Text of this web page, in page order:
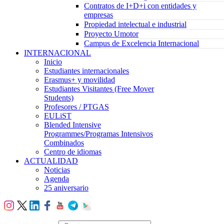
Contratos de I+D+i con entidades y
empresas
Propiedad intelectual e industrial
Proyecto Umotor
Campus de Excelencia Internacional
INTERNACIONAL
Inicio
Estudiantes internacionales
Erasmus+ y movilidad
Estudiantes Visitantes (Free Mover
Students)
Profesores / PTGAS
EULiST
Blended Intensive
Programmes/Programas Intensivos
Combinados
Centro de idiomas
ACTUALIDAD
Noticias
Agenda
25 aniversario